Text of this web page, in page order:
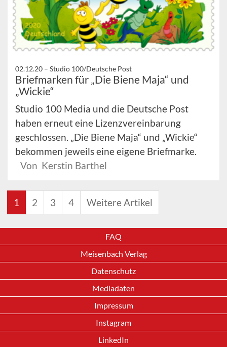
02.12.20 – Studio 100/Deutsche Post
Briefmarken für „Die Biene Maja“ und
„Wickie“
Studio 100 Media und die Deutsche Post
haben erneut eine Lizenzvereinbarung
geschlossen. „Die Biene Maja“ und „Wickie“
bekommen jeweils eine eigene Briefmarke.
Von Kerstin Barthel
1 2 3 4 Weitere Artikel
FAQ
Meisenbach Verlag
Datenschutz
Mediadaten
Impressum
Instagram
LinkedIn